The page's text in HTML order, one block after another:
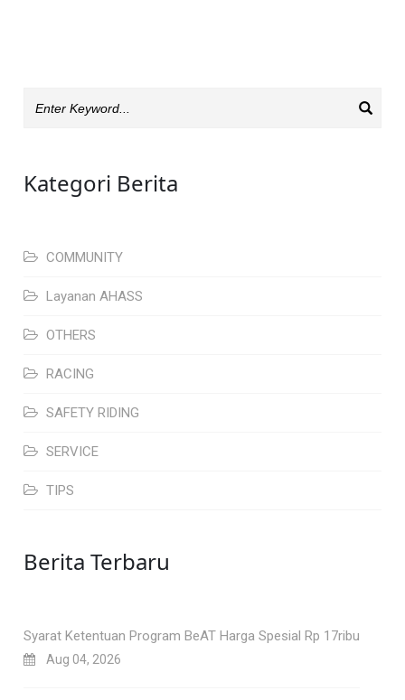
Kategori Berita
COMMUNITY
Layanan AHASS
OTHERS
RACING
SAFETY RIDING
SERVICE
TIPS
Berita Terbaru
Syarat Ketentuan Program BeAT Harga Spesial Rp 17ribu
Aug 04, 2026